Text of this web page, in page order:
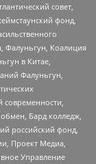
совет,
фонд,
Фалуньгун, Коалиция
в Китае,
Фалуньгун,
Бард колледж,
российский фонд,
Проект Медиа,
Управление